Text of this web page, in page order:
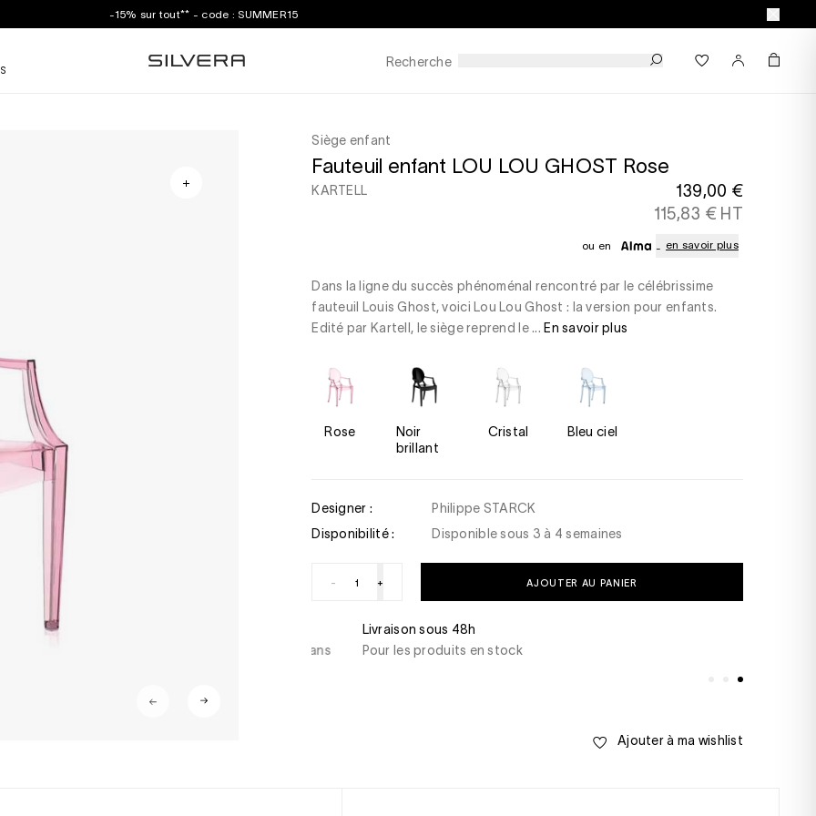
-15% sur tout** - code : SUMMER15
Recherche
Siège enfant
Fauteuil enfant LOU LOU GHOST Rose
KARTELL
139,00 €
115,83 € HT
ou en en savoir plus
Dans la ligne du succès phénoménal rencontré par le célébrissime
fauteuil Louis Ghost, voici Lou Lou Ghost : la version pour enfants.
Edité par Kartell, le siège reprend le ... En savoir plus
Rose
Noir
brillant
Cristal Bleu ciel
Designer :
Philippe STARCK
Disponibilité :
Disponible sous 3 à 4 semaines
- + AJOUTER AU PANIER
Livraison sous 48h
Pour les produits en stock
Ajouter à ma wishlist